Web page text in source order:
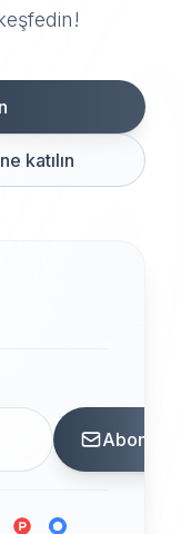
katılın
Abone